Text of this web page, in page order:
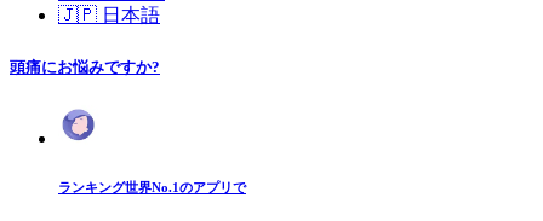
🇯🇵 日本語
頭痛にお悩みですか?
ランキング世界No.1のアプリで